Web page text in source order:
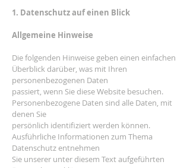
1. Datenschutz auf einen Blick
Allgemeine Hinweise
Die folgenden Hinweise geben einen einfachen
Überblick darüber, was mit Ihren
personenbezogenen Daten
passiert, wenn Sie diese Website besuchen.
Personenbezogene Daten sind alle Daten, mit
denen Sie
persönlich identifiziert werden können.
Ausführliche Informationen zum Thema
Datenschutz entnehmen
Sie unserer unter diesem Text aufgeführten